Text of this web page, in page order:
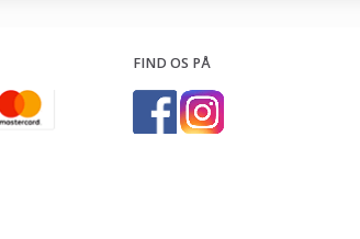
FIND OS PÅ